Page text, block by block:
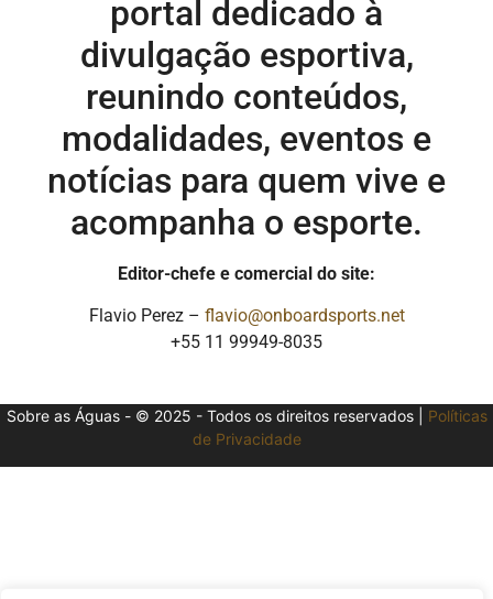
portal dedicado à
divulgação esportiva,
reunindo conteúdos,
modalidades, eventos e
notícias para quem vive e
acompanha o esporte.
Editor-chefe e comercial do site:
Flavio Perez – flavio@onboardsports.net
+55 11 99949-8035
Sobre as Águas - © 2025 - Todos os direitos reservados | Políticas
de Privacidade